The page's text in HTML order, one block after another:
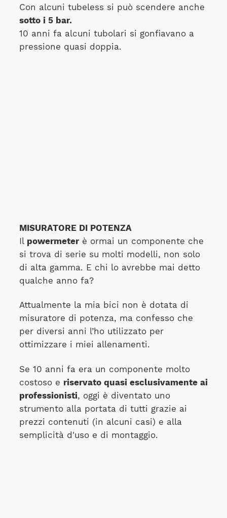
Con alcuni tubeless si può scendere anche
sotto i 5 bar.
10 anni fa alcuni tubolari si gonfiavano a
pressione quasi doppia.
MISURATORE DI POTENZA
Il powermeterè ormai un componente che
si trova di serie su molti modelli, non solo
di alta gamma. E chi lo avrebbe mai detto
qualche anno fa?
Attualmente la mia bici non è dotata di
misuratore di potenza, ma confesso che
per diversi anni l’ho utilizzato per
ottimizzare i miei allenamenti.
Se 10 anni fa era un componente molto
costoso e riservato quasi esclusivamente ai
professionisti, oggi è diventato uno
strumento alla portata di tutti grazie ai
prezzi contenuti (in alcuni casi) e alla
semplicità d'uso e di montaggio.